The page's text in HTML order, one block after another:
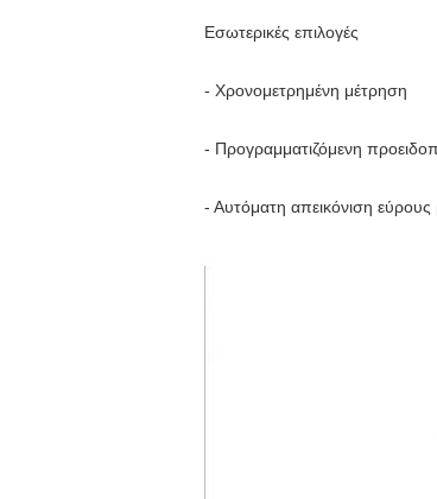
Εσωτερικές επιλογές
- Χρονομετρημένη μέτρηση
- Προγραμματιζόμενη
- Αυτόματη απεικόνιση εύρους